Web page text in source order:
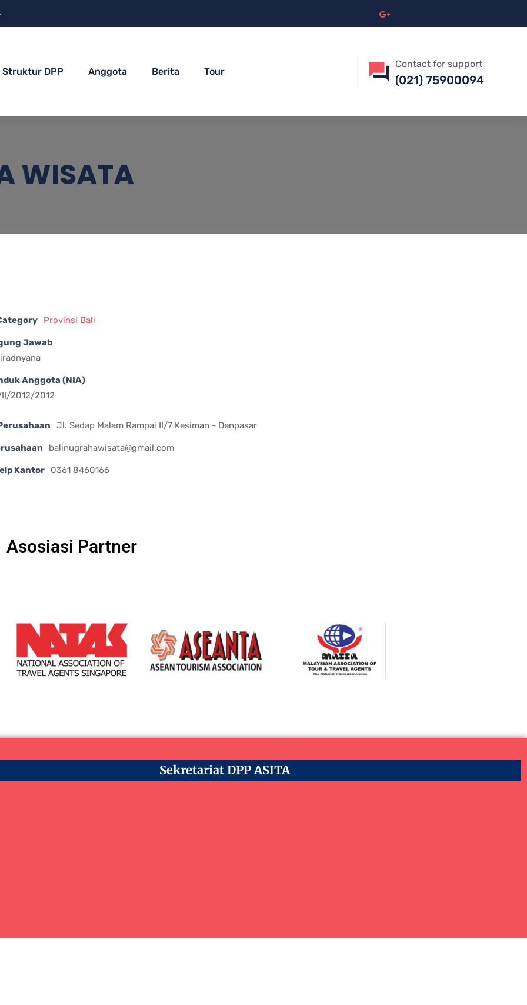
Struktur DPP Anggota Berita Tour
Contact for support
(021) 75900094
WISATA
Provinsi Bali
Jawab
Anggota (NIA)
2012/2012
Jl. Sedap Malam Rampai II/7 Kesiman - Denpasar
balinugrahawisata@gmail.com
Kantor 0361 8460166
Asosiasi Partner
Sekretariat DPP ASITA